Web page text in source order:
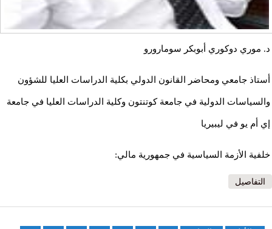
د. موري دوكوري أبوبكر سومارورو
أستاذ جامعي ومحاضر القانون الدولي بكلية الدراسات العليا للشؤون
والسياسات الدولية في جامعة كوتنتون وكلية الدراسات العليا في جامعة
إي أم يو في ليبيريا
خلفية الأزمة السياسية في جمهورية مالي:
التفاصيل